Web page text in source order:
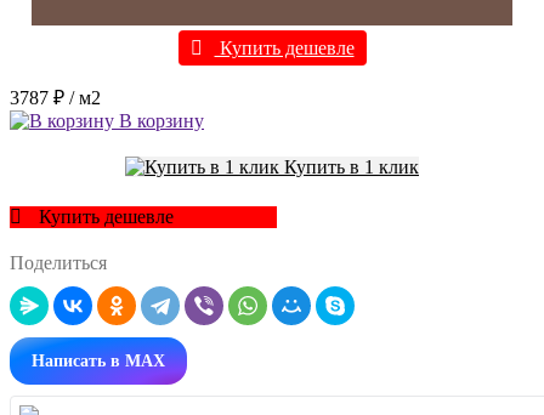
Купить дешевле
3787 ₽ / м2
В корзину
Купить в 1 клик
Купить дешевле
Поделиться
Написать в MAX